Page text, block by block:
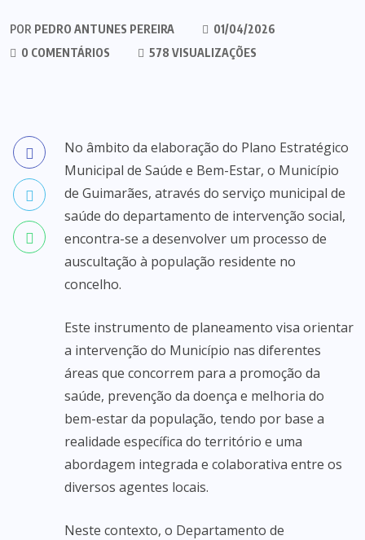
POR PEDRO ANTUNES PEREIRA
01/04/2026
0 COMENTÁRIOS
578 VISUALIZAÇÕES
No âmbito da elaboração do Plano Estratégico
Municipal de Saúde e Bem-Estar, o Município
de Guimarães, através do serviço municipal de
saúde do departamento de intervenção social,
encontra-se a desenvolver um processo de
auscultação à população residente no
concelho.
Este instrumento de planeamento visa orientar
a intervenção do Município nas diferentes
áreas que concorrem para a promoção da
saúde, prevenção da doença e melhoria do
bem-estar da população, tendo por base a
realidade específica do território e uma
abordagem integrada e colaborativa entre os
diversos agentes locais.
Neste contexto, o Departamento de